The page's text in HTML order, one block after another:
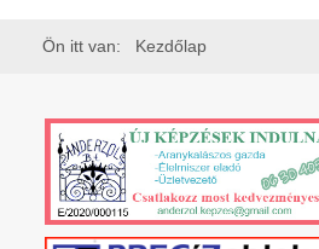
Ön itt van: Kezdőlap